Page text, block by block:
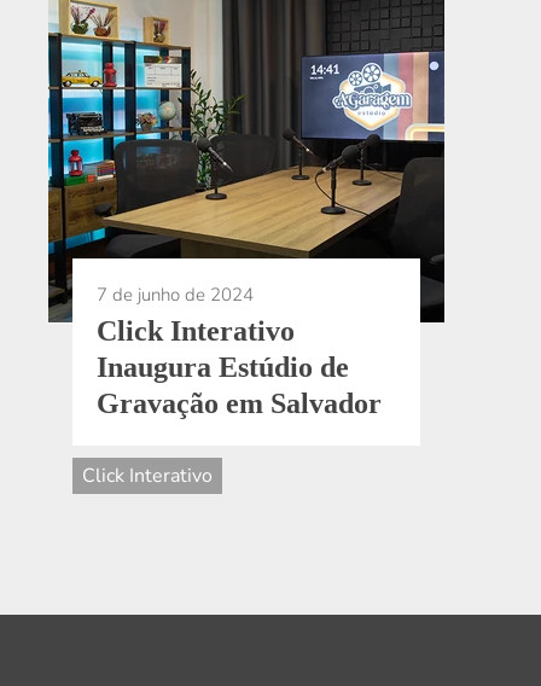
7 de junho de 2024
Click Interativo
Inaugura Estúdio de
Gravação em Salvador
Click Interativo